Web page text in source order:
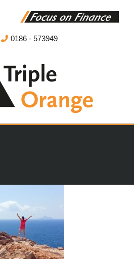
0186 - 573949